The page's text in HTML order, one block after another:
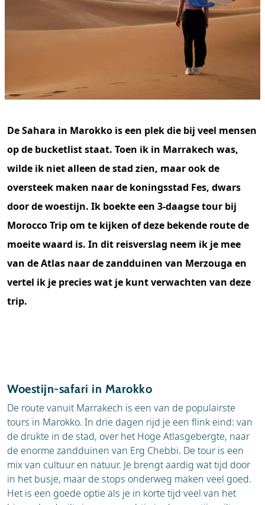
De Sahara in Marokko is een plek die bij veel mensen
op de bucketlist staat. Toen ik in Marrakech was,
wilde ik niet alleen de stad zien, maar ook de
oversteek maken naar de koningsstad Fes, dwars
door de woestijn. Ik boekte een 3-daagse tour bij
Morocco Trip om te kijken of deze bekende route de
moeite waard is. In dit reisverslag neem ik je mee
van de Atlas naar de zandduinen van Merzouga en
vertel ik je precies wat je kunt verwachten van deze
trip.
Woestijn-safari in Marokko
De route vanuit Marrakech is een van de populairste
tours in Marokko. In drie dagen rijd je een flink eind: van
de drukte in de stad, over het Hoge Atlasgebergte, naar
de enorme zandduinen van Erg Chebbi. De tour is een
mix van cultuur en natuur. Je brengt aardig wat tijd door
in het busje, maar de stops onderweg maken veel goed.
Het is een goede optie als je in korte tijd veel van het